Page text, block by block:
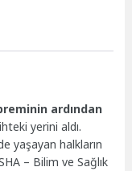
ardından
yerini aldı.
yaşayan halkların
– Bilim ve Sağlık